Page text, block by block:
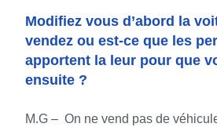
Modifiez vous d’abord la
vendez ou est-ce que les
apportent la leur pour que
ensuite ?
M.G – On ne vend pas de